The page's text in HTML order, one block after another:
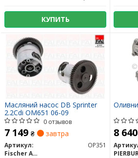
КУПИТЬ
Масляний насос DB Sprinter
2.2Cdi OM651 06-09
0 отзывов
7 149 ₴ завтра
Артикул:
OP351
Fischer Automotive One (FA1)
8 640